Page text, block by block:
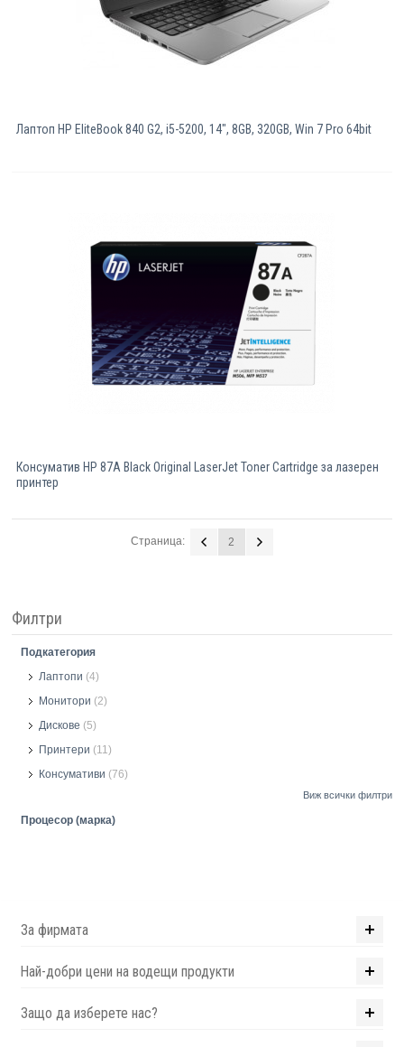
Лаптоп HP EliteBook 840 G2, i5-5200, 14", 8GB, 320GB, Win 7 Pro 64bit
Консуматив HP 87A Black Original LaserJet Toner Cartridge за лазерен
принтер
Страница: 2
Филтри
Подкатегория
Лаптопи (4)
Монитори (2)
Дискове (5)
Принтери (11)
Консумативи (76)
Виж всички филтри
Процесор (марка)
За фирмата
Най-добри цени на водещи продукти
Защо да изберете нас?